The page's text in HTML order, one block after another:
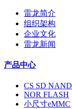
雷龙简介
组织架构
企业文化
雷龙新闻
产品中心
CS SD NAND
NOR FLASH
小尺寸eMMC